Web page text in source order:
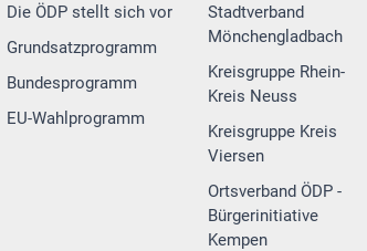
Die ÖDP stellt sich vor
Grundsatzprogramm
Bundesprogramm
EU-Wahlprogramm
Stadtverband
Mönchengladbach
Kreisgruppe Rhein-
Kreis Neuss
Kreisgruppe Kreis
Viersen
Ortsverband ÖDP -
Bürgerinitiative
Kempen